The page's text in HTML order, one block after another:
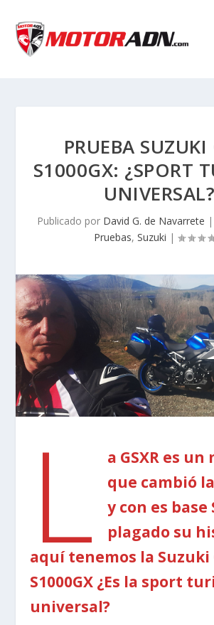
PRUEBA SUZUKI
S1000GX: ¿SPORT
UNIVERSAL?
Publicado por David G. de Navarrete |
Pruebas, Suzuki |
L
a GSXR es
que cambió
y con es
plagado su
aquí tenemos la Suzuki
S1000GX ¿Es la sport
universal?